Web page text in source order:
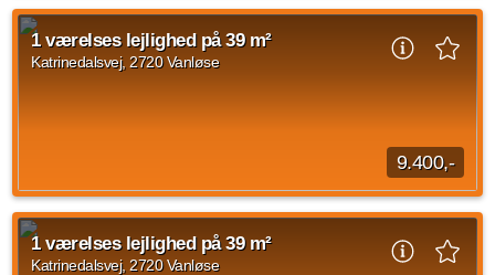
Velkommen til Kirkebjerg Allé – en lys og moderne 1-værelses
bolig med en god og funktionel planløsning. Boligen er
indrettet med et åbent opholdsrum...
Kilde: Lejebolig Mægleren
1 værelses lejlighed på 39 m²
Katrinedalsvej, 2720 Vanløse
9.400,-
På Katrinedalsvej udlejer vi 1-værelses lejligheder indrettet
med eget køkken og stort badeværelse med separat
bruseniche og et toiletmøbel. Alle lejemål...
1 værelses lejlighed på 39 m²
Katrinedalsvej, 2720 Vanløse